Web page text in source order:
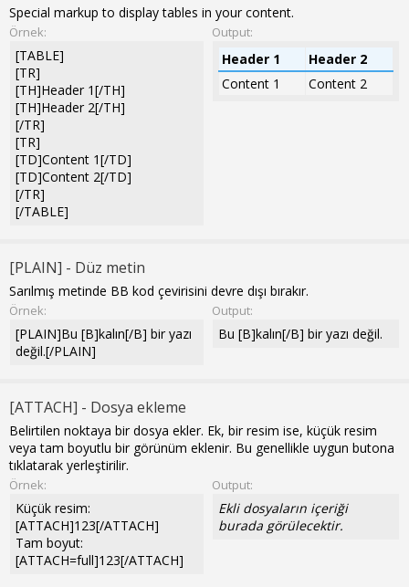
Special markup to display tables in your content.
Örnek:
[TABLE]
[TR]
[TH]Header 1[/TH]
[TH]Header 2[/TH]
[/TR]
[TR]
[TD]Content 1[/TD]
[TD]Content 2[/TD]
[/TR]
[/TABLE]
Output:
Header 1
Header 2
Content 1
Content 2
[PLAIN] - Düz metin
Sarılmış metinde BB kod çevirisini devre dışı bırakır.
Örnek:
[PLAIN]Bu [B]kalın[/B] bir yazı
değil.[/PLAIN]
Output:
Bu [B]kalın[/B] bir yazı değil.
[ATTACH] - Dosya ekleme
Belirtilen noktaya bir dosya ekler. Ek, bir resim ise, küçük resim
veya tam boyutlu bir görünüm eklenir. Bu genellikle uygun butona
tıklatarak yerleştirilir.
Örnek:
Küçük resim:
[ATTACH]123[/ATTACH]
Tam boyut:
[ATTACH=full]123[/ATTACH]
Output:
Ekli dosyaların içeriği
burada görülecektir.